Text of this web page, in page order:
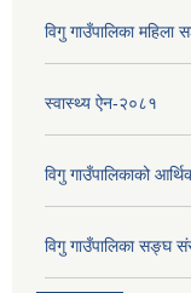
विगु गाउँपालिका
स्वास्थ्य ऐन-२०८१
विगु गाउँपालिकाको
विगु गाउँपालिका सङ्घ